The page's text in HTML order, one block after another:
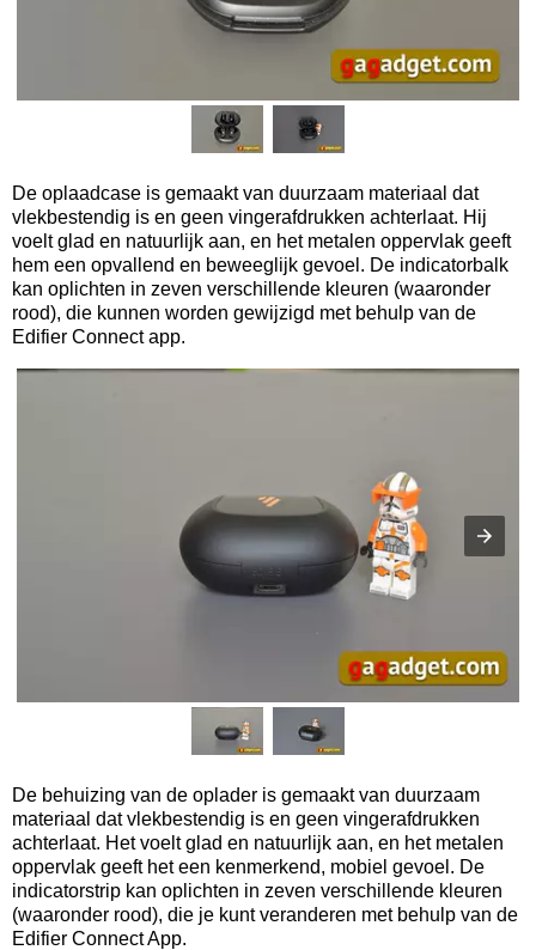
De oplaadcase is gemaakt van duurzaam materiaal dat
vlekbestendig is en geen vingerafdrukken achterlaat. Hij
voelt glad en natuurlijk aan, en het metalen oppervlak geeft
hem een opvallend en beweeglijk gevoel. De indicatorbalk
kan oplichten in zeven verschillende kleuren (waaronder
rood), die kunnen worden gewijzigd met behulp van de
Edifier Connect app.
De behuizing van de oplader is gemaakt van duurzaam
materiaal dat vlekbestendig is en geen vingerafdrukken
achterlaat. Het voelt glad en natuurlijk aan, en het metalen
oppervlak geeft het een kenmerkend, mobiel gevoel. De
indicatorstrip kan oplichten in zeven verschillende kleuren
(waaronder rood), die je kunt veranderen met behulp van de
Edifier Connect App.